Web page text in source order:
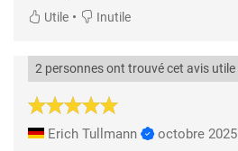
Utile • Inutile
2 personnes ont trouvé cet avis utile
Erich Tullmann octobre 2025